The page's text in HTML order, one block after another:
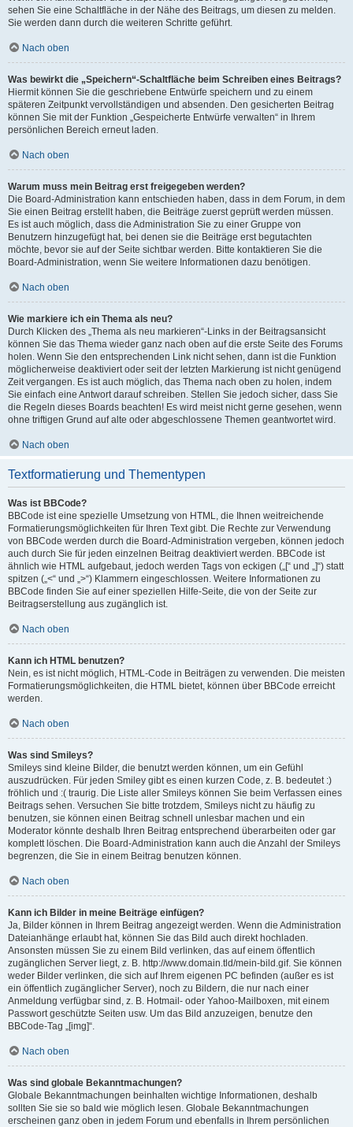
sehen Sie eine Schaltfläche in der Nähe des Beitrags, um diesen zu melden.
Sie werden dann durch die weiteren Schritte geführt.
Nach oben
Was bewirkt die „Speichern“-Schaltfläche beim Schreiben eines Beitrags?
Hiermit können Sie die geschriebene Entwürfe speichern und zu einem
späteren Zeitpunkt vervollständigen und absenden. Den gesicherten Beitrag
können Sie mit der Funktion „Gespeicherte Entwürfe verwalten“ in Ihrem
persönlichen Bereich erneut laden.
Nach oben
Warum muss mein Beitrag erst freigegeben werden?
Die Board-Administration kann entschieden haben, dass in dem Forum, in dem
Sie einen Beitrag erstellt haben, die Beiträge zuerst geprüft werden müssen.
Es ist auch möglich, dass die Administration Sie zu einer Gruppe von
Benutzern hinzugefügt hat, bei denen sie die Beiträge erst begutachten
möchte, bevor sie auf der Seite sichtbar werden. Bitte kontaktieren Sie die
Board-Administration, wenn Sie weitere Informationen dazu benötigen.
Nach oben
Wie markiere ich ein Thema als neu?
Durch Klicken des „Thema als neu markieren“-Links in der Beitragsansicht
können Sie das Thema wieder ganz nach oben auf die erste Seite des Forums
holen. Wenn Sie den entsprechenden Link nicht sehen, dann ist die Funktion
möglicherweise deaktiviert oder seit der letzten Markierung ist nicht genügend
Zeit vergangen. Es ist auch möglich, das Thema nach oben zu holen, indem
Sie einfach eine Antwort darauf schreiben. Stellen Sie jedoch sicher, dass Sie
die Regeln dieses Boards beachten! Es wird meist nicht gerne gesehen, wenn
ohne triftigen Grund auf alte oder abgeschlossene Themen geantwortet wird.
Nach oben
Textformatierung und Thementypen
Was ist BBCode?
BBCode ist eine spezielle Umsetzung von HTML, die Ihnen weitreichende
Formatierungsmöglichkeiten für Ihren Text gibt. Die Rechte zur Verwendung
von BBCode werden durch die Board-Administration vergeben, können jedoch
auch durch Sie für jeden einzelnen Beitrag deaktiviert werden. BBCode ist
ähnlich wie HTML aufgebaut, jedoch werden Tags von eckigen („[“ und „]“) statt
spitzen („<“ und „>“) Klammern eingeschlossen. Weitere Informationen zu
BBCode finden Sie auf einer speziellen Hilfe-Seite, die von der Seite zur
Beitragserstellung aus zugänglich ist.
Nach oben
Kann ich HTML benutzen?
Nein, es ist nicht möglich, HTML-Code in Beiträgen zu verwenden. Die meisten
Formatierungsmöglichkeiten, die HTML bietet, können über BBCode erreicht
werden.
Nach oben
Was sind Smileys?
Smileys sind kleine Bilder, die benutzt werden können, um ein Gefühl
auszudrücken. Für jeden Smiley gibt es einen kurzen Code, z. B. bedeutet :)
fröhlich und :( traurig. Die Liste aller Smileys können Sie beim Verfassen eines
Beitrags sehen. Versuchen Sie bitte trotzdem, Smileys nicht zu häufig zu
benutzen, sie können einen Beitrag schnell unlesbar machen und ein
Moderator könnte deshalb Ihren Beitrag entsprechend überarbeiten oder gar
komplett löschen. Die Board-Administration kann auch die Anzahl der Smileys
begrenzen, die Sie in einem Beitrag benutzen können.
Nach oben
Kann ich Bilder in meine Beiträge einfügen?
Ja, Bilder können in Ihrem Beitrag angezeigt werden. Wenn die Administration
Dateianhänge erlaubt hat, können Sie das Bild auch direkt hochladen.
Ansonsten müssen Sie zu einem Bild verlinken, das auf einem öffentlich
zugänglichen Server liegt, z. B. http://www.domain.tld/mein-bild.gif. Sie können
weder Bilder verlinken, die sich auf Ihrem eigenen PC befinden (außer es ist
ein öffentlich zugänglicher Server), noch zu Bildern, die nur nach einer
Anmeldung verfügbar sind, z. B. Hotmail- oder Yahoo-Mailboxen, mit einem
Passwort geschützte Seiten usw. Um das Bild anzuzeigen, benutze den
BBCode-Tag „[img]“.
Nach oben
Was sind globale Bekanntmachungen?
Globale Bekanntmachungen beinhalten wichtige Informationen, deshalb
sollten Sie sie so bald wie möglich lesen. Globale Bekanntmachungen
erscheinen ganz oben in jedem Forum und ebenfalls in Ihrem persönlichen